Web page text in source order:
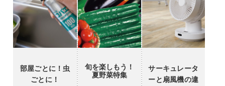
部屋ごとに！虫
ごとに！
旬を楽しもう！
夏野菜特集
サーキュレータ
ーと扇風機の違